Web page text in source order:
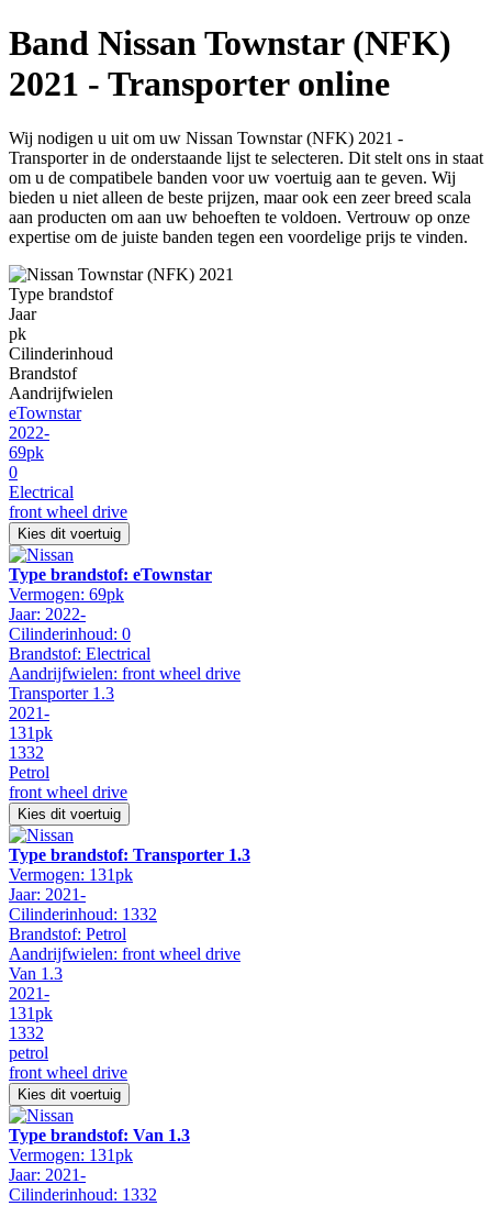
Band Nissan Townstar (NFK)
2021 - Transporter online
Wij nodigen u uit om uw Nissan Townstar (NFK) 2021 -
Transporter in de onderstaande lijst te selecteren. Dit stelt ons in staat
om u de compatibele banden voor uw voertuig aan te geven. Wij
bieden u niet alleen de beste prijzen, maar ook een zeer breed scala
aan producten om aan uw behoeften te voldoen. Vertrouw op onze
expertise om de juiste banden tegen een voordelige prijs te vinden.
Type brandstof
Jaar
pk
Cilinderinhoud
Brandstof
Aandrijfwielen
eTownstar
2022-
69pk
0
Electrical
front wheel drive
Kies dit voertuig
Type brandstof: eTownstar
Vermogen: 69pk
Jaar: 2022-
Cilinderinhoud: 0
Brandstof: Electrical
Aandrijfwielen: front wheel drive
Transporter 1.3
2021-
131pk
1332
Petrol
front wheel drive
Kies dit voertuig
Type brandstof: Transporter 1.3
Vermogen: 131pk
Jaar: 2021-
Cilinderinhoud: 1332
Brandstof: Petrol
Aandrijfwielen: front wheel drive
Van 1.3
2021-
131pk
1332
petrol
front wheel drive
Kies dit voertuig
Type brandstof: Van 1.3
Vermogen: 131pk
Jaar: 2021-
Cilinderinhoud: 1332